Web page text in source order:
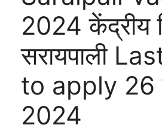
2024 केंद्रीय
सरायपाली
to apply
2024